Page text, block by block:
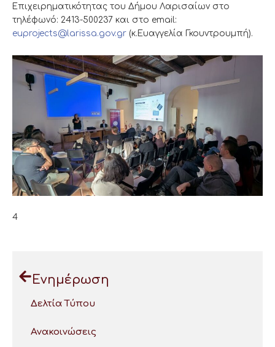
Επιχειρηματικότητας του Δήμου Λαρισαίων στο
τηλέφωνό: 2413-500237 και στο email:
euprojects@larissa.gov.gr (κ.Ευαγγελία Γκουντρουμπή).
4
Ενημέρωση
Δελτία Τύπου
Ανακοινώσεις